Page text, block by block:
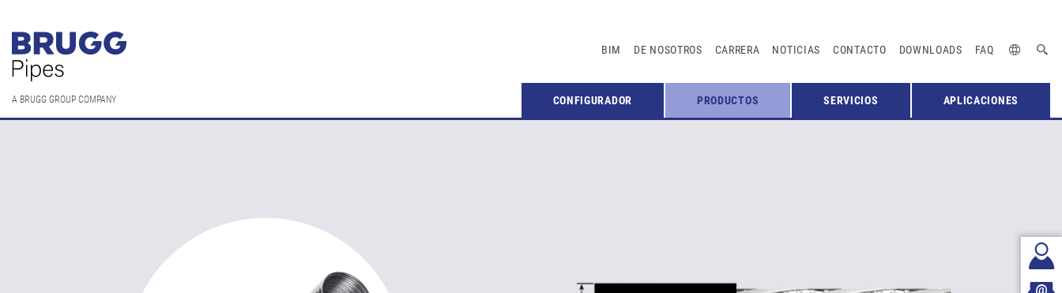
BIM DE NOSOTROS CARRERA NOTICIAS CONTACTO DOWNLOADS FAQ
A BRUGG GROUP COMPANY CONFIGURADOR PRODUCTOS SERVICIOS APLICACIONES